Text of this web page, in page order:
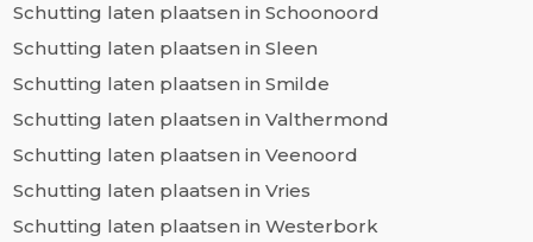
Schutting laten plaatsen in Schoonoord
Schutting laten plaatsen in Sleen
Schutting laten plaatsen in Smilde
Schutting laten plaatsen in Valthermond
Schutting laten plaatsen in Veenoord
Schutting laten plaatsen in Vries
Schutting laten plaatsen in Westerbork